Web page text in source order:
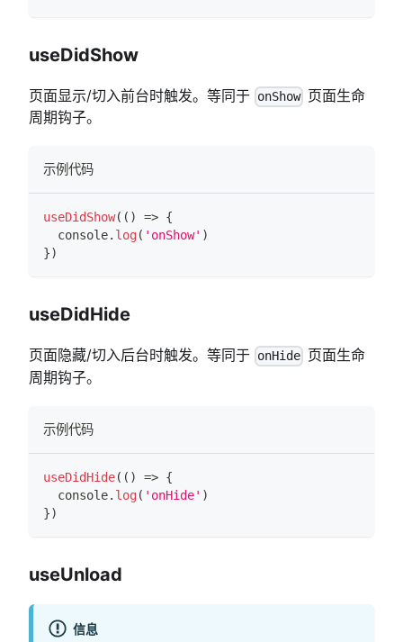
useDidShow
页面显示/切入前台时触发。等同于 onShow 页面生命
周期钩子。
示例代码
useDidShow( ( ) => {
console. log( 'onShow' )
})
useDidHide
页面隐藏/切入后台时触发。等同于 onHide 页面生命
周期钩子。
示例代码
useDidHide( ( ) => {
console. log( 'onHide' )
})
useUnload
信息